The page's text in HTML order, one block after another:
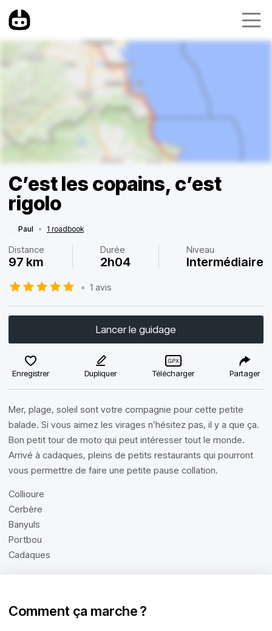
C’est les copains, c’est
rigolo
Paul • 1 roadbook
Distance
97 km
Durée
2h04
Niveau
Intermédiaire
• 1 avis
Lancer le guidage
Enregistrer Dupliquer Télécharger Partager
Mer, plage, soleil sont votre compagnie pour cette petite
balade. Si vous aimez les virages n’hésitez pas, il y a que ça.
Bon petit tour de moto qui peut intéresser tout le monde.
Arrivé à cadaques, pleins de petits restaurants qui pourront
vous permettre de faire une petite pause collation.
Collioure
Cerbère
Banyuls
Portbou
Cadaques
Comment ça marche ?